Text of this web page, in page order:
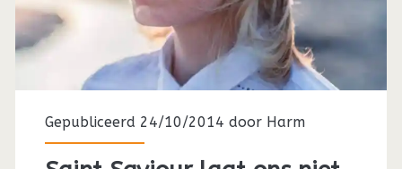
Gepubliceerd 24/10/2014 door Harm